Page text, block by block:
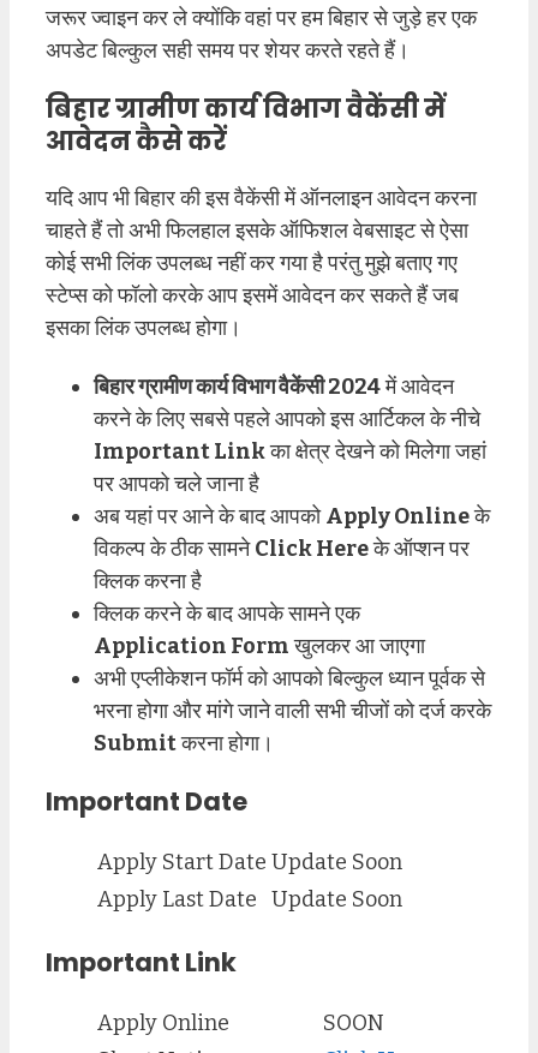
जरूर ज्वाइन कर ले क्योंकि वहां पर हम बिहार से जुड़े हर एक
अपडेट बिल्कुल सही समय पर शेयर करते रहते हैं।
बिहार ग्रामीण कार्य विभाग वैकेंसी में
आवेदन कैसे करें
यदि आप भी बिहार की इस वैकेंसी में ऑनलाइन आवेदन करना
चाहते हैं तो अभी फिलहाल इसके ऑफिशल वेबसाइट से ऐसा
कोई सभी लिंक उपलब्ध नहीं कर गया है परंतु मुझे बताए गए
स्टेप्स को फॉलो करके आप इसमें आवेदन कर सकते हैं जब
इसका लिंक उपलब्ध होगा।
बिहार ग्रामीण कार्य विभाग वैकेंसी 2024में आवेदन
करने के लिए सबसे पहले आपको इस आर्टिकल के नीचे
Important Linkका क्षेत्र देखने को मिलेगा जहां
पर आपको चले जाना है
अब यहां पर आने के बाद आपकोApply Onlineके
विकल्प के ठीक सामनेClick Hereके ऑप्शन पर
क्लिक करना है
क्लिक करने के बाद आपके सामने एक
Application Formखुलकर आ जाएगा
अभी एप्लीकेशन फॉर्म को आपको बिल्कुल ध्यान पूर्वक से
भरना होगा और मांगे जाने वाली सभी चीजों को दर्ज करके
Submitकरना होगा।
Important Date
Apply Start Date Update Soon
Apply Last Date Update Soon
Important Link
Apply Online
SOON